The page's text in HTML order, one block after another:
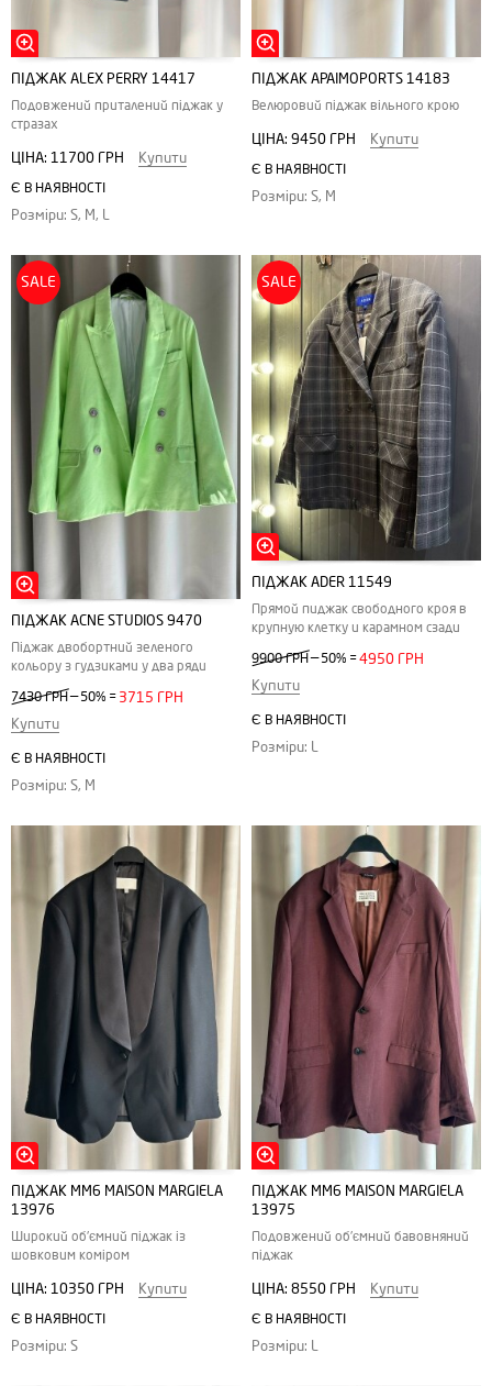
ПІДЖАК ALEX PERRY 14417
Подовжений приталений піджак у
стразах
ЦІНА: 11700 ГРН Купити
Є В НАЯВНОСТІ
Розміри: S, M, L
ПІДЖАК APAIMOPORTS 14183
Велюровий піджак вільного крою
ЦІНА: 9450 ГРН Купити
Є В НАЯВНОСТІ
Розміри: S, M
SALE
ПІДЖАК ACNE STUDIOS 9470
Піджак двобортний зеленого
кольору з гудзиками у два ряди
7430 ГРН— 50% = 3715 ГРН
Купити
Є В НАЯВНОСТІ
Розміри: S, M
SALE
ПІДЖАК ADER 11549
Прямой пиджак свободного кроя в
крупную клетку и карамном сзади
9900 ГРН — 50% =4950 ГРН
Купити
Є В НАЯВНОСТІ
Розміри: L
ПІДЖАК MM6 MAISON MARGIELA
13976
Широкий об'ємний піджак із
шовковим коміром
ЦІНА: 10350 ГРН Купити
Є В НАЯВНОСТІ
Розміри: S
ПІДЖАК MM6 MAISON MARGIELA
13975
Подовжений об'ємний бавовняний
піджак
ЦІНА: 8550 ГРН Купити
Є В НАЯВНОСТІ
Розміри: L